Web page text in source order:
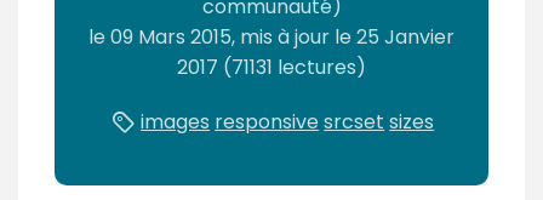
communauté)
le09 Mars 2015, mis à jour le25 Janvier
2017 (71131 lectures)
images responsivesrcset sizes